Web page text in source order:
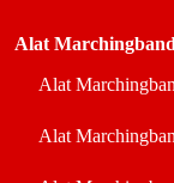
Alat Marchingband
Alat
Alat